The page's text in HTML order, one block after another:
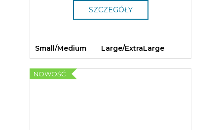
SZCZEGÓŁY
Small/Medium Large/ExtraLarge
NOWOŚĆ